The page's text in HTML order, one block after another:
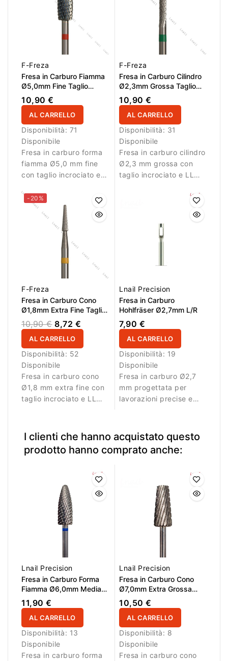
croce fine consente una
rimozione controllata
del materiale, mentre la
forma cono permette di
lavorare con precisione
nella zona della
cuticola.
F-Freza
Fresa in Carburo Fiamma
Ø5,0mm Fine Taglio
Incrociato LL 13,0mm
10,90 €
AL CARRELLO
Disponibilità: 71
Disponibile
Fresa in carburo forma
fiamma Ø5,0 mm fine
con taglio incrociato e
lavori di rifinitura.
F-Freza
Fresa in Carburo Cilindro
Ø2,3mm Grossa Taglio
Incrociato LL 14,0mm
10,90 €
AL CARRELLO
Disponibilità: 31
Disponibile
Fresa in carburo cilindro
Ø2,3 mm grossa con
taglio incrociato e LL
rimuovere gel, acrilico e
-20%
F-Freza
Fresa in Carburo Cono
Ø1,8mm Extra Fine Taglio
Incrociato LL 8,0mm
10,90 € 8,72 €
AL CARRELLO
Disponibilità: 52
Disponibile
Fresa in carburo cono
Ø1,8 mm extra fine con
taglio incrociato e LL
Lnail Precision
Fresa in Carburo
Hohlfräser Ø2,7mm L/R
7,90 €
AL CARRELLO
Disponibilità: 19
Disponibile
Fresa in carburo Ø2,7
mm progettata per
lavorazioni precise e
I clienti che hanno acquistato questo
prodotto hanno comprato anche:
Lnail Precision
Fresa in Carburo Forma
Fiamma Ø6,0mm Media
Taglio Incrociato LL
16,0mm L/R
11,90 €
AL CARRELLO
Disponibilità: 13
Disponibile
Fresa in carburo forma
Lnail Precision
Fresa in Carburo Cono
Ø7,0mm Extra Grossa
Taglio Incrociato LL
15,0mm L/R
10,50 €
AL CARRELLO
Disponibilità: 8
Disponibile
Fresa in carburo cono